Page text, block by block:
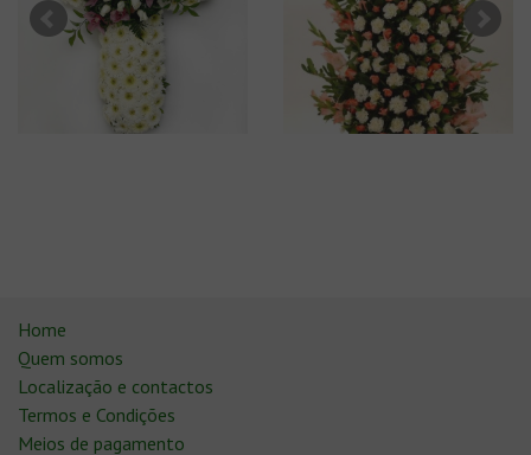
Home
Quem somos
Localização e contactos
Termos e Condições
Meios de pagamento